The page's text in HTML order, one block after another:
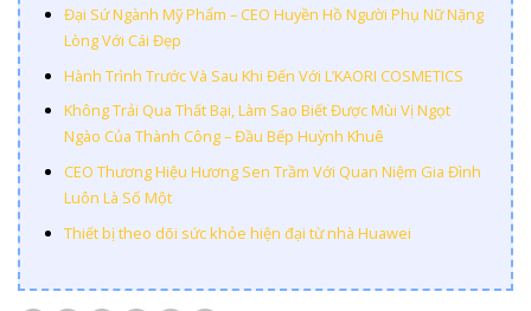
Đại Sứ Ngành Mỹ Phẩm – CEO Huyền Hồ Người Phụ Nữ Nặng
Lòng Với Cái Đẹp
Hành Trình Trước Và Sau Khi Đến Với L’KAORI COSMETICS
Không Trải Qua Thất Bại, Làm Sao Biết Được Mùi Vị Ngọt
Ngào Của Thành Công – Đầu Bếp Huỳnh Khuê
CEO Thương Hiệu Hương Sen Trầm Với Quan Niệm Gia Đình
Luôn Là Số Một
Thiết bị theo dõi sức khỏe hiện đại từ nhà Huawei